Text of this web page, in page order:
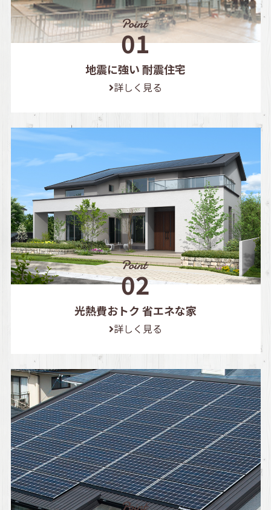
地震に強い 耐震住宅
詳しく見る
光熱費おトク 省エネな家
詳しく見る